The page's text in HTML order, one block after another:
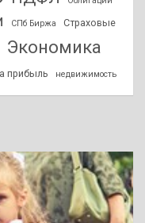
СПб Биржа Страховые
Экономика
прибыль недвижимость